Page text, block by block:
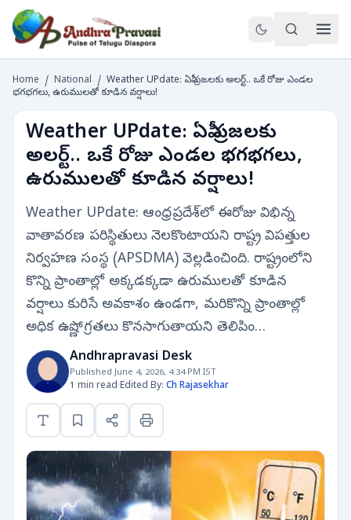
Home / National / Weather UPdate: ఏపీ ప్రజలకు అలర్ట్.. ఒకే రోజు ఎండల
భగభగలు, ఉరుములతో కూడిన వర్షాలు!
Weather UPdate: ఏపీ ప్రజలకు
అలర్ట్.. ఒకే రోజు ఎండల భగభగలు,
ఉరుములతో కూడిన వర్షాలు!
Weather UPdate: ఆంధ్రప్రదేశ్‌లో ఈరోజు విభిన్న
వాతావరణ పరిస్థితులు నెలకొంటాయని రాష్ట్ర విపత్తుల
నిర్వహణ సంస్థ (APSDMA) వెల్లడించింది. రాష్ట్రంలోని
కొన్ని ప్రాంతాల్లో అక్కడక్కడా ఉరుములతో కూడిన
వర్షాలు కురిసే అవకాశం ఉండగా, మరికొన్ని ప్రాంతాల్లో
అధిక ఉష్ణోగ్రతలు కొనసాగుతాయని తెలిపిం…
Andhrapravasi Desk
Published June 4, 2026, 4:34 PM IST
1 min read·Edited By: Ch Rajasekhar